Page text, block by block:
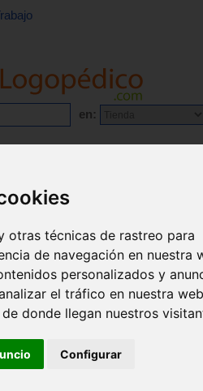
otras técnicas de rastreo para
de navegación en nuestra
personalizados y
el tráfico en nuestra
donde llegan nuestros
Configurar
en: